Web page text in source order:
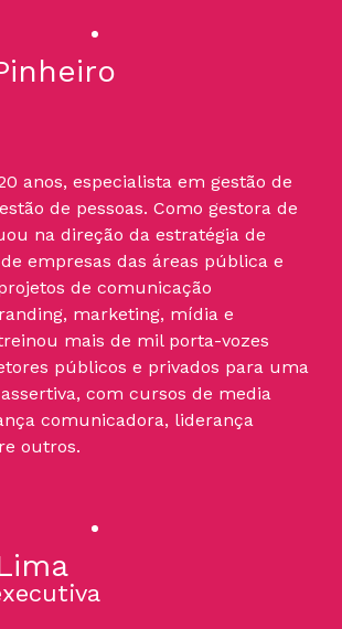
anos, especialista em gestão de
de pessoas. Como gestora de
na direção da estratégia de
empresas das áreas pública e
de comunicação
marketing, mídia e
mais de mil porta-vozes
públicos e privados para uma
com cursos de media
comunicadora, liderança
outros.